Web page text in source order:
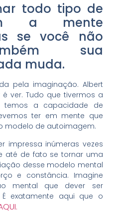
todo tipo de
a mente
se você não
sua
muda.
pela imaginação. Albert
ver. Tudo que tivermos a
temos a capacidade de
ter em mente que
modelo de autoimagem.
impressa inúmeras vezes
até de fato se tornar uma
desse modelo mental
e constância. Imagine
mental que dever ser
exatamente aqui que o